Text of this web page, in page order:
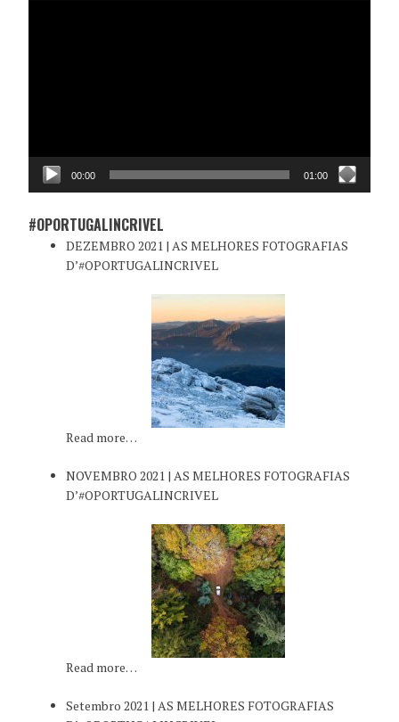
00:00 01:00
#OPORTUGALINCRIVEL
DEZEMBRO 2021 | AS MELHORES FOTOGRAFIAS
D’#OPORTUGALINCRIVEL
Read more…
NOVEMBRO 2021 | AS MELHORES FOTOGRAFIAS
D’#OPORTUGALINCRIVEL
Read more…
Setembro 2021 | AS MELHORES FOTOGRAFIAS